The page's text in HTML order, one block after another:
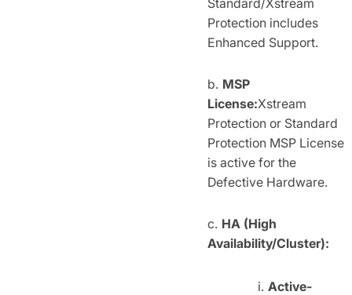
Protection includes
Enhanced Support.
MSP
License:Xstream
Protection or Standard
Protection MSP License
is active for the
Defective Hardware.
HA (High
Availability/Cluster):
Active-